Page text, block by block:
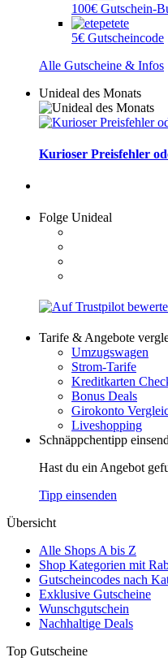
100€ Gutschein-
5€ Gutscheincode
Alle Gutscheine & Infos
Unideal des Monats
Kurioser Preisfehler
Folge Unideal
Tarife & Angebote
Umzugswagen
Strom-Tarife
Kreditkarten
Bonus Deals
Girokonto
Liveshopping
Schnäppchentipp
Hast du ein Angebot
Tipp einsenden
Übersicht
Alle Shops A bis Z
Shop Kategorien mit
Gutscheincodes nach
Exklusive Gutscheine
Wunschgutschein
Nachhaltige Deals
Top Gutscheine